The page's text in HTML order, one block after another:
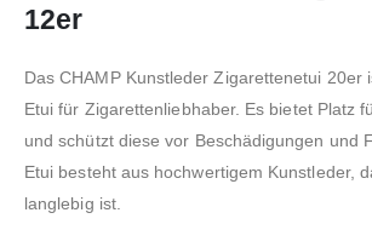
12er
Das CHAMP Kunstleder Zigarettenetui 20er
Etui für Zigarettenliebhaber. Es bietet Platz
und schützt diese vor Beschädigungen und
Etui besteht aus hochwertigem Kunstleder,
langlebig ist.